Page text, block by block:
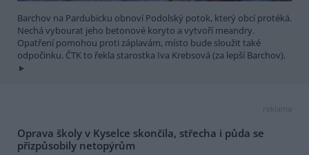
Barchov na Pardubicku obnoví Podolský potok, který obcí protéká.
Nechá vybourat jeho betonové koryto a vytvoří meandry.
Opatření pomohou proti záplavám, místo bude sloužit také
odpočinku. ČTK to řekla starostka Iva Krebsová (za lepší Barchov).
reklama
Oprava školy v Kyselce skončila, střecha i půda se
přizpůsobily netopýrům